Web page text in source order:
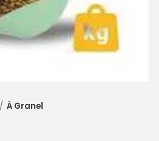
Á Granel